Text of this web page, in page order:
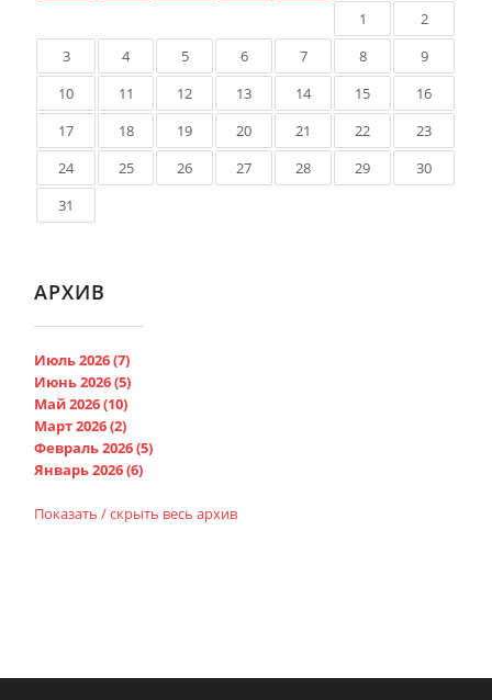
1
2
3
4 5 6 7 8
9
10
11 12 13 14 15
16
17
18 19 20 21 22
23
24
25 26 27 28 29
30
31
АРХИВ
Июль 2026 (7)
Июнь 2026 (5)
Май 2026 (10)
Март 2026 (2)
Февраль 2026 (5)
Январь 2026 (6)
Показать / скрыть весь архив